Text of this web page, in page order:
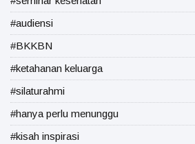
#audiensi
#BKKBN
#ketahanan keluarga
#silaturahmi
#hanya perlu menunggu
#kisah inspirasi